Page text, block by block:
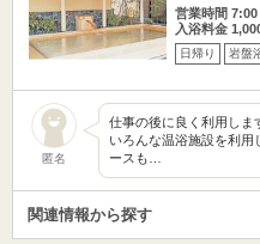
営業時間
入浴料金
日帰り 岩盤
匿名
仕事の後に良く利用しま
いろんな温浴施設を利
ースも…
関連情報から探す